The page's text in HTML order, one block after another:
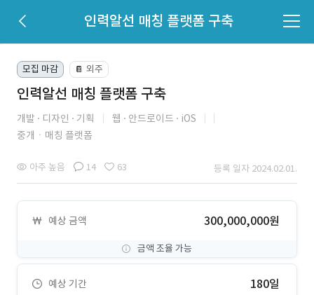
인력알선 매칭 플랫폼 구축
모집 마감 📔 외주
인력알선 매칭 플랫폼 구축
개발 디자인 기획 웹 안드로이드
iOS
중개ㆍ매칭 플랫폼
아주 높음 14 63 등록 일자 2024.02.01.
예상 금액 300,000,000원
금액 조율 가능
예상 기간 180일